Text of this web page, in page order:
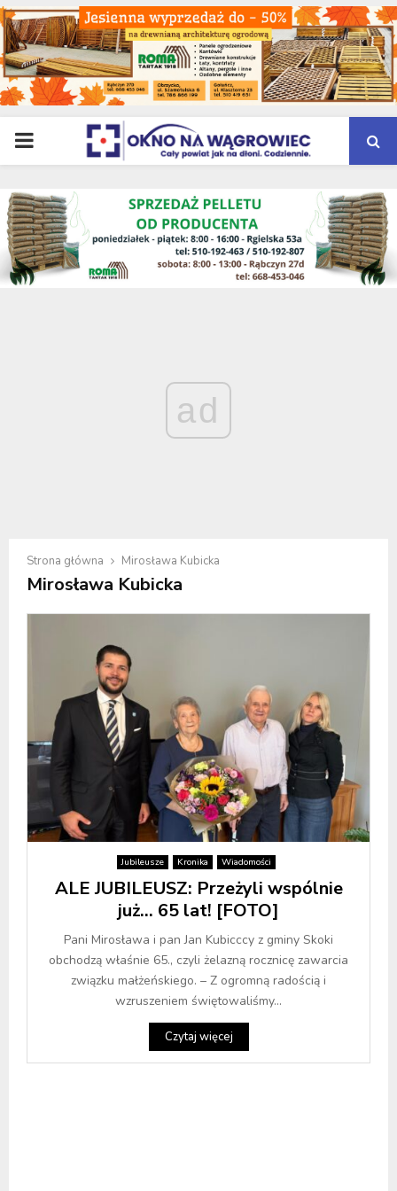
PRIMARY
MENU
ad
Strona główna Mirosława Kubicka
Mirosława Kubicka
Jubileusze Kronika Wiadomości
ALE JUBILEUSZ: Przeżyli wspólnie
już… 65 lat! [FOTO]
Pani Mirosława i pan Jan Kubicccy z gminy Skoki
obchodzą właśnie 65., czyli żelazną rocznicę zawarcia
związku małżeńskiego. – Z ogromną radością i
wzruszeniem świętowaliśmy...
Czytaj więcej